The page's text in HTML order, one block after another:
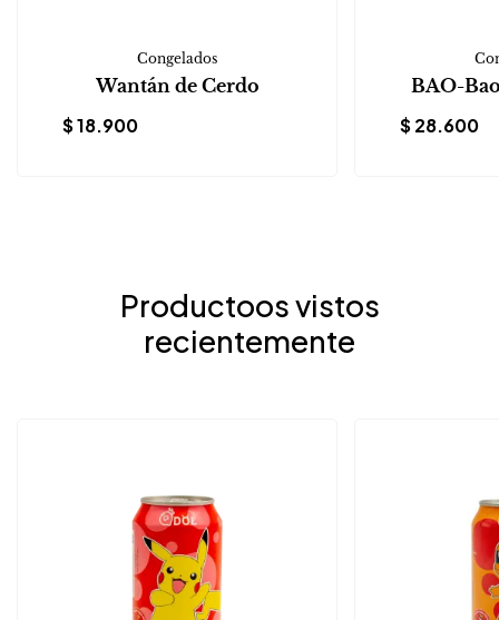
Congelados
Wantán de Cerdo
$18.900
BAO-
$28.600
Productoos vistos
recientemente